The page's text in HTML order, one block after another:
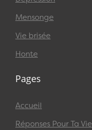
Mensonge
Vie brisée
Honte
Pages
Accueil
Réponses Pour Ta Vie